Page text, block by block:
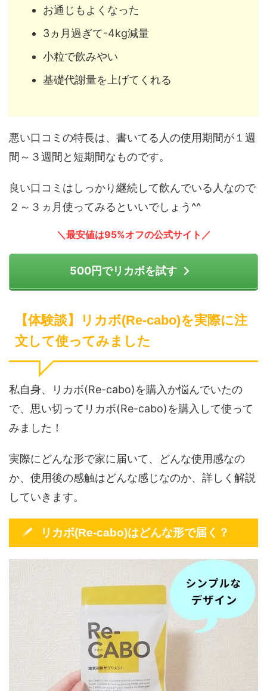
お通じもよくなった
3ヵ月過ぎて-4kg減量
小粒で飲みやい
基礎代謝量を上げてくれる
悪い口コミの特長は、書いてる人の使用期間が１週
間～３週間と短期間なものです。
良い口コミはしっかり継続して飲んでいる人なので
２～３ヵ月使ってみるといいでしょう^^
＼最安値は95%オフの公式サイト／
500円でリカボを試す
【体験談】リカボ(Re-cabo)を実際に注
文して使ってみました
私自身、リカボ(Re-cabo)を購入か悩んでいたの
で、思い切ってリカボ(Re-cabo)を購入して使って
みました！
実際にどんな形で家に届いて、どんな使用感なの
か、使用後の感触はどんな感じなのか、詳しく解説
していきます。
リカボ(Re-cabo)はどんな形で届く？